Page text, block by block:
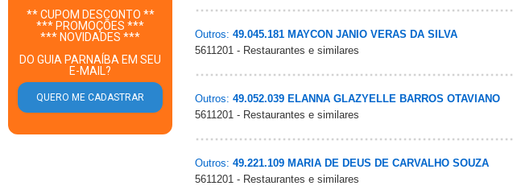
** CUPOM DESCONTO **
*** PROMOÇÕES ***
*** NOVIDADES ***
DO GUIA PARNAÍBA EM SEU
E-MAIL?
Outros: 49.045.181 MAYCON JANIO VERAS DA SILVA
5611201 - Restaurantes e similares
Outros: 49.052.039 ELANNA GLAZYELLE BARROS OTAVIANO
5611201 - Restaurantes e similares
Outros: 49.221.109 MARIA DE DEUS DE CARVALHO SOUZA
5611201 - Restaurantes e similares